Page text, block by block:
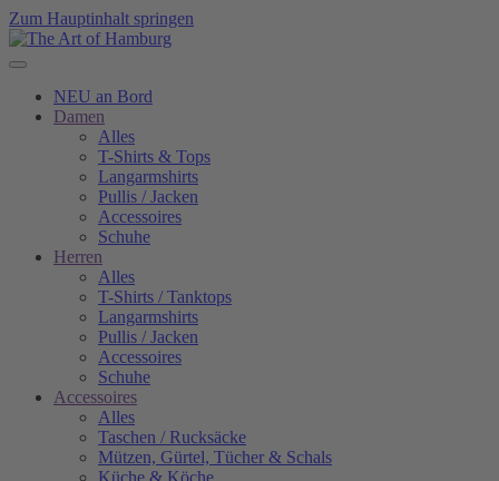
Zum Hauptinhalt springen
NEU an Bord
Damen
Alles
T-Shirts & Tops
Langarmshirts
Pullis / Jacken
Accessoires
Schuhe
Herren
Alles
T-Shirts / Tanktops
Langarmshirts
Pullis / Jacken
Accessoires
Schuhe
Accessoires
Alles
Taschen / Rucksäcke
Mützen, Gürtel, Tücher & Schals
Küche & Köche